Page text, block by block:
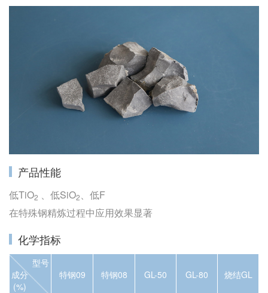
产品性能
低TiO2 、低SiO2、低F
在特殊钢精炼过程中应用效果显著
化学指标
型号
成分
(%)
特钢09 特钢08 GL-50 GL-80 烧结GL